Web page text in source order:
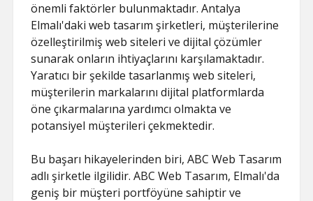
önemli faktörler bulunmaktadır. Antalya
Elmalı'daki web tasarım şirketleri, müşterilerine
özelleştirilmiş web siteleri ve dijital çözümler
sunarak onların ihtiyaçlarını karşılamaktadır.
Yaratıcı bir şekilde tasarlanmış web siteleri,
müşterilerin markalarını dijital platformlarda
öne çıkarmalarına yardımcı olmakta ve
potansiyel müşterileri çekmektedir.
Bu başarı hikayelerinden biri, ABC Web Tasarım
adlı şirketle ilgilidir. ABC Web Tasarım, Elmalı'da
geniş bir müşteri portföyüne sahiptir ve